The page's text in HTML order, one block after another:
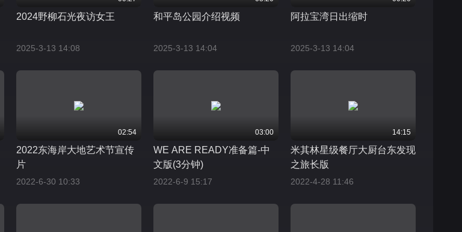
2024野柳石光夜访女王
2025-3-13 14:08
和平岛公园介绍视频
2025-3-13 14:04
阿拉宝湾日出缩时
2025-3-13 14:04
02:54
2022东海岸大地艺术节宣传
片
2022-6-30 10:33
03:00
WE ARE READY准备篇-中
文版(3分钟)
2022-6-9 15:17
14:15
米其林星级餐厅大厨台东发现
之旅长版
2022-4-28 11:46